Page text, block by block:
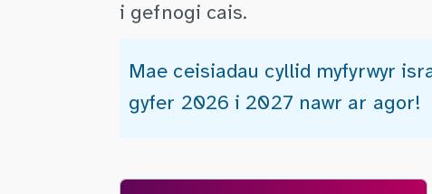
i gefnogi cais.
Mae ceisiadau cyllid myfyrwyr
gyfer 2026 i 2027 nawr ar agor!